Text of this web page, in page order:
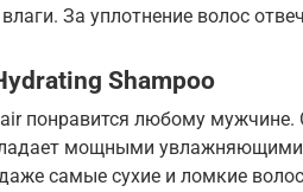
За уплотнение волос
Shampoo
понравится любому мужчине.
мощными
самые сухие и ломкие